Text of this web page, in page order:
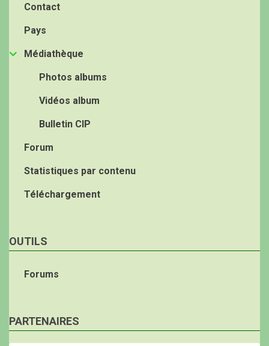
Contact
Pays
Médiathèque
Photos albums
Vidéos album
Bulletin CIP
Forum
Statistiques par contenu
Téléchargement
OUTILS
Forums
PARTENAIRES